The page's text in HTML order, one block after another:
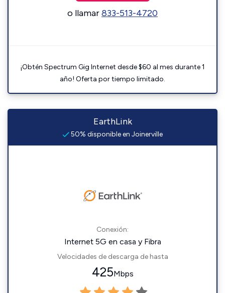
o llamar833-513-4720
¡Obtén Spectrum Gig Internet desde $60 al mes durante 1
año! Oferta por tiempo limitado.
EarthLink
50% disponible en Joinerville
Conexión:
Internet 5G en casa y Fibra
Velocidades de descarga de hasta
425Mbps